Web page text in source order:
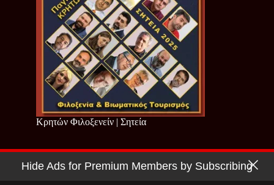
Κρητών Φιλοξενείν | Σητεία
Copyright © 2026 - Cretan Business | Κρητών Επιχειρείν
Hide Ads for Premium Members by Subscribing